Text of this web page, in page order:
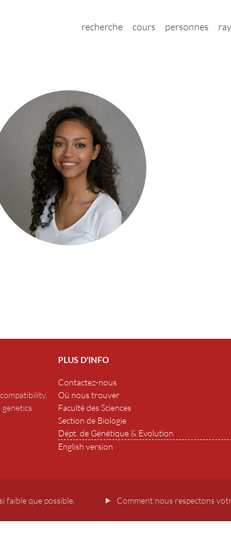
home
recherche cours personnes
PLUS D'INFO
Contactez-nous
Où nous trouver
Faculté des Sciences
Section de Biologie
Dépt. de Génétique & Evolution
English version
faible que possible. Comment nous respectons